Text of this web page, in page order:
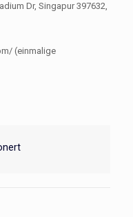
Dr, Singapur 397632,
(einmalige